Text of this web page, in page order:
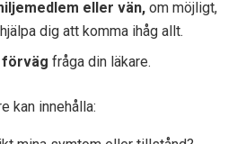
eller vän, om möjligt,
dig att komma ihåg allt.
fråga din läkare.
kan innehålla: